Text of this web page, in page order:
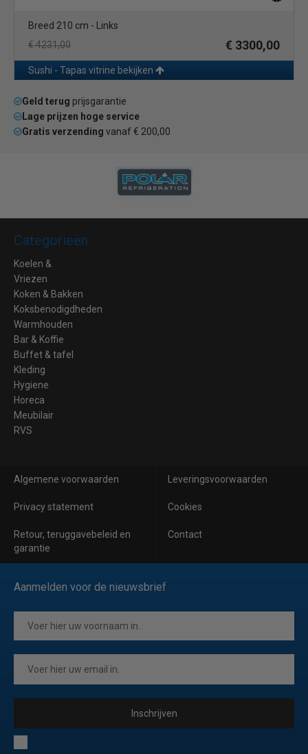
Breed 210 cm - Links
€ 4231,00
€ 3300,00
Sushi - Tapas vitrine bekijken
Geld terug prijsgarantie
Lage prijzen hoge service
Gratis verzending vanaf € 200,00
Categorieën
Koelen &
Vriezen
Koken & Bakken
Koksbenodigdheden
Warmhouden
Bar & Koffie
Buffet & tafel
Kleding
Hygiene
Horeca
Meubilair
RVS
Algemene voorwaarden Leveringsvoorwaarden
Privacy statement Cookies
Retour, teruggavebeleid en
garantie
Contact
Aanmelden voor de nieuwsbrief
Inschrijven